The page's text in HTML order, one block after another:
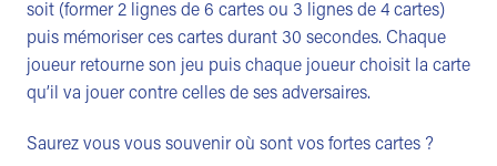
soit (former 2 lignes de 6 cartes ou 3 lignes de 4 cartes)
puis mémoriser ces cartes durant 30 secondes. Chaque
joueur retourne son jeu puis chaque joueur choisit la carte
qu’il va jouer contre celles de ses adversaires.
Saurez vous vous souvenir où sont vos fortes cartes ?